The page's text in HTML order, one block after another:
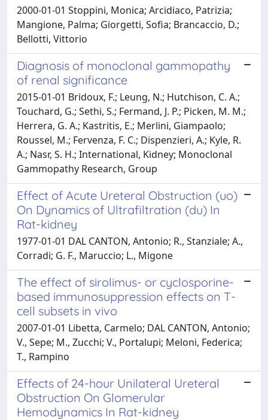
2000-01-01 Stoppini, Monica; Arcidiaco, Patrizia;
Mangione, Palma; Giorgetti, Sofia; Brancaccio, D.;
Bellotti, Vittorio
Diagnosis of monoclonal gammopathy
of renal significance
2015-01-01 Bridoux, F.; Leung, N.; Hutchison, C. A.;
Touchard, G.; Sethi, S.; Fermand, J. P.; Picken, M. M.;
Herrera, G. A.; Kastritis, E.; Merlini, Giampaolo;
Roussel, M.; Fervenza, F. C.; Dispenzieri, A.; Kyle, R.
A.; Nasr, S. H.; International, Kidney; Monoclonal
Gammopathy Research, Group
Effect of Acute Ureteral Obstruction (uo)
On Dynamics of Ultrafiltration (du) In
Rat-kidney
1977-01-01 DAL CANTON, Antonio; R., Stanziale; A.,
Corradi; G. F., Maruccio; L., Migone
The effect of sirolimus- or cyclosporine-
based immunosuppression effects on T-
cell subsets in vivo
2007-01-01 Libetta, Carmelo; DAL CANTON, Antonio;
V., Sepe; M., Zucchi; V., Portalupi; Meloni, Federica;
T., Rampino
Effects of 24-hour Unilateral Ureteral
Obstruction On Glomerular
Hemodynamics In Rat-kidney